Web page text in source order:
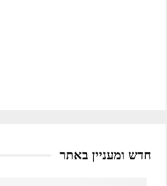
חדש ומעניין באתר